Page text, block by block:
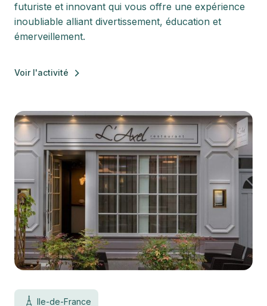
futuriste et innovant qui vous offre une expérience
inoubliable alliant divertissement, éducation et
émerveillement.
Voir l'activité
Ile-de-France